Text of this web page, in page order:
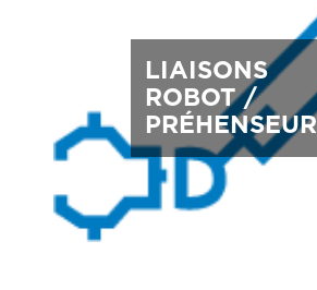
LIAISONS
ROBOT /
PRÉHENSEUR